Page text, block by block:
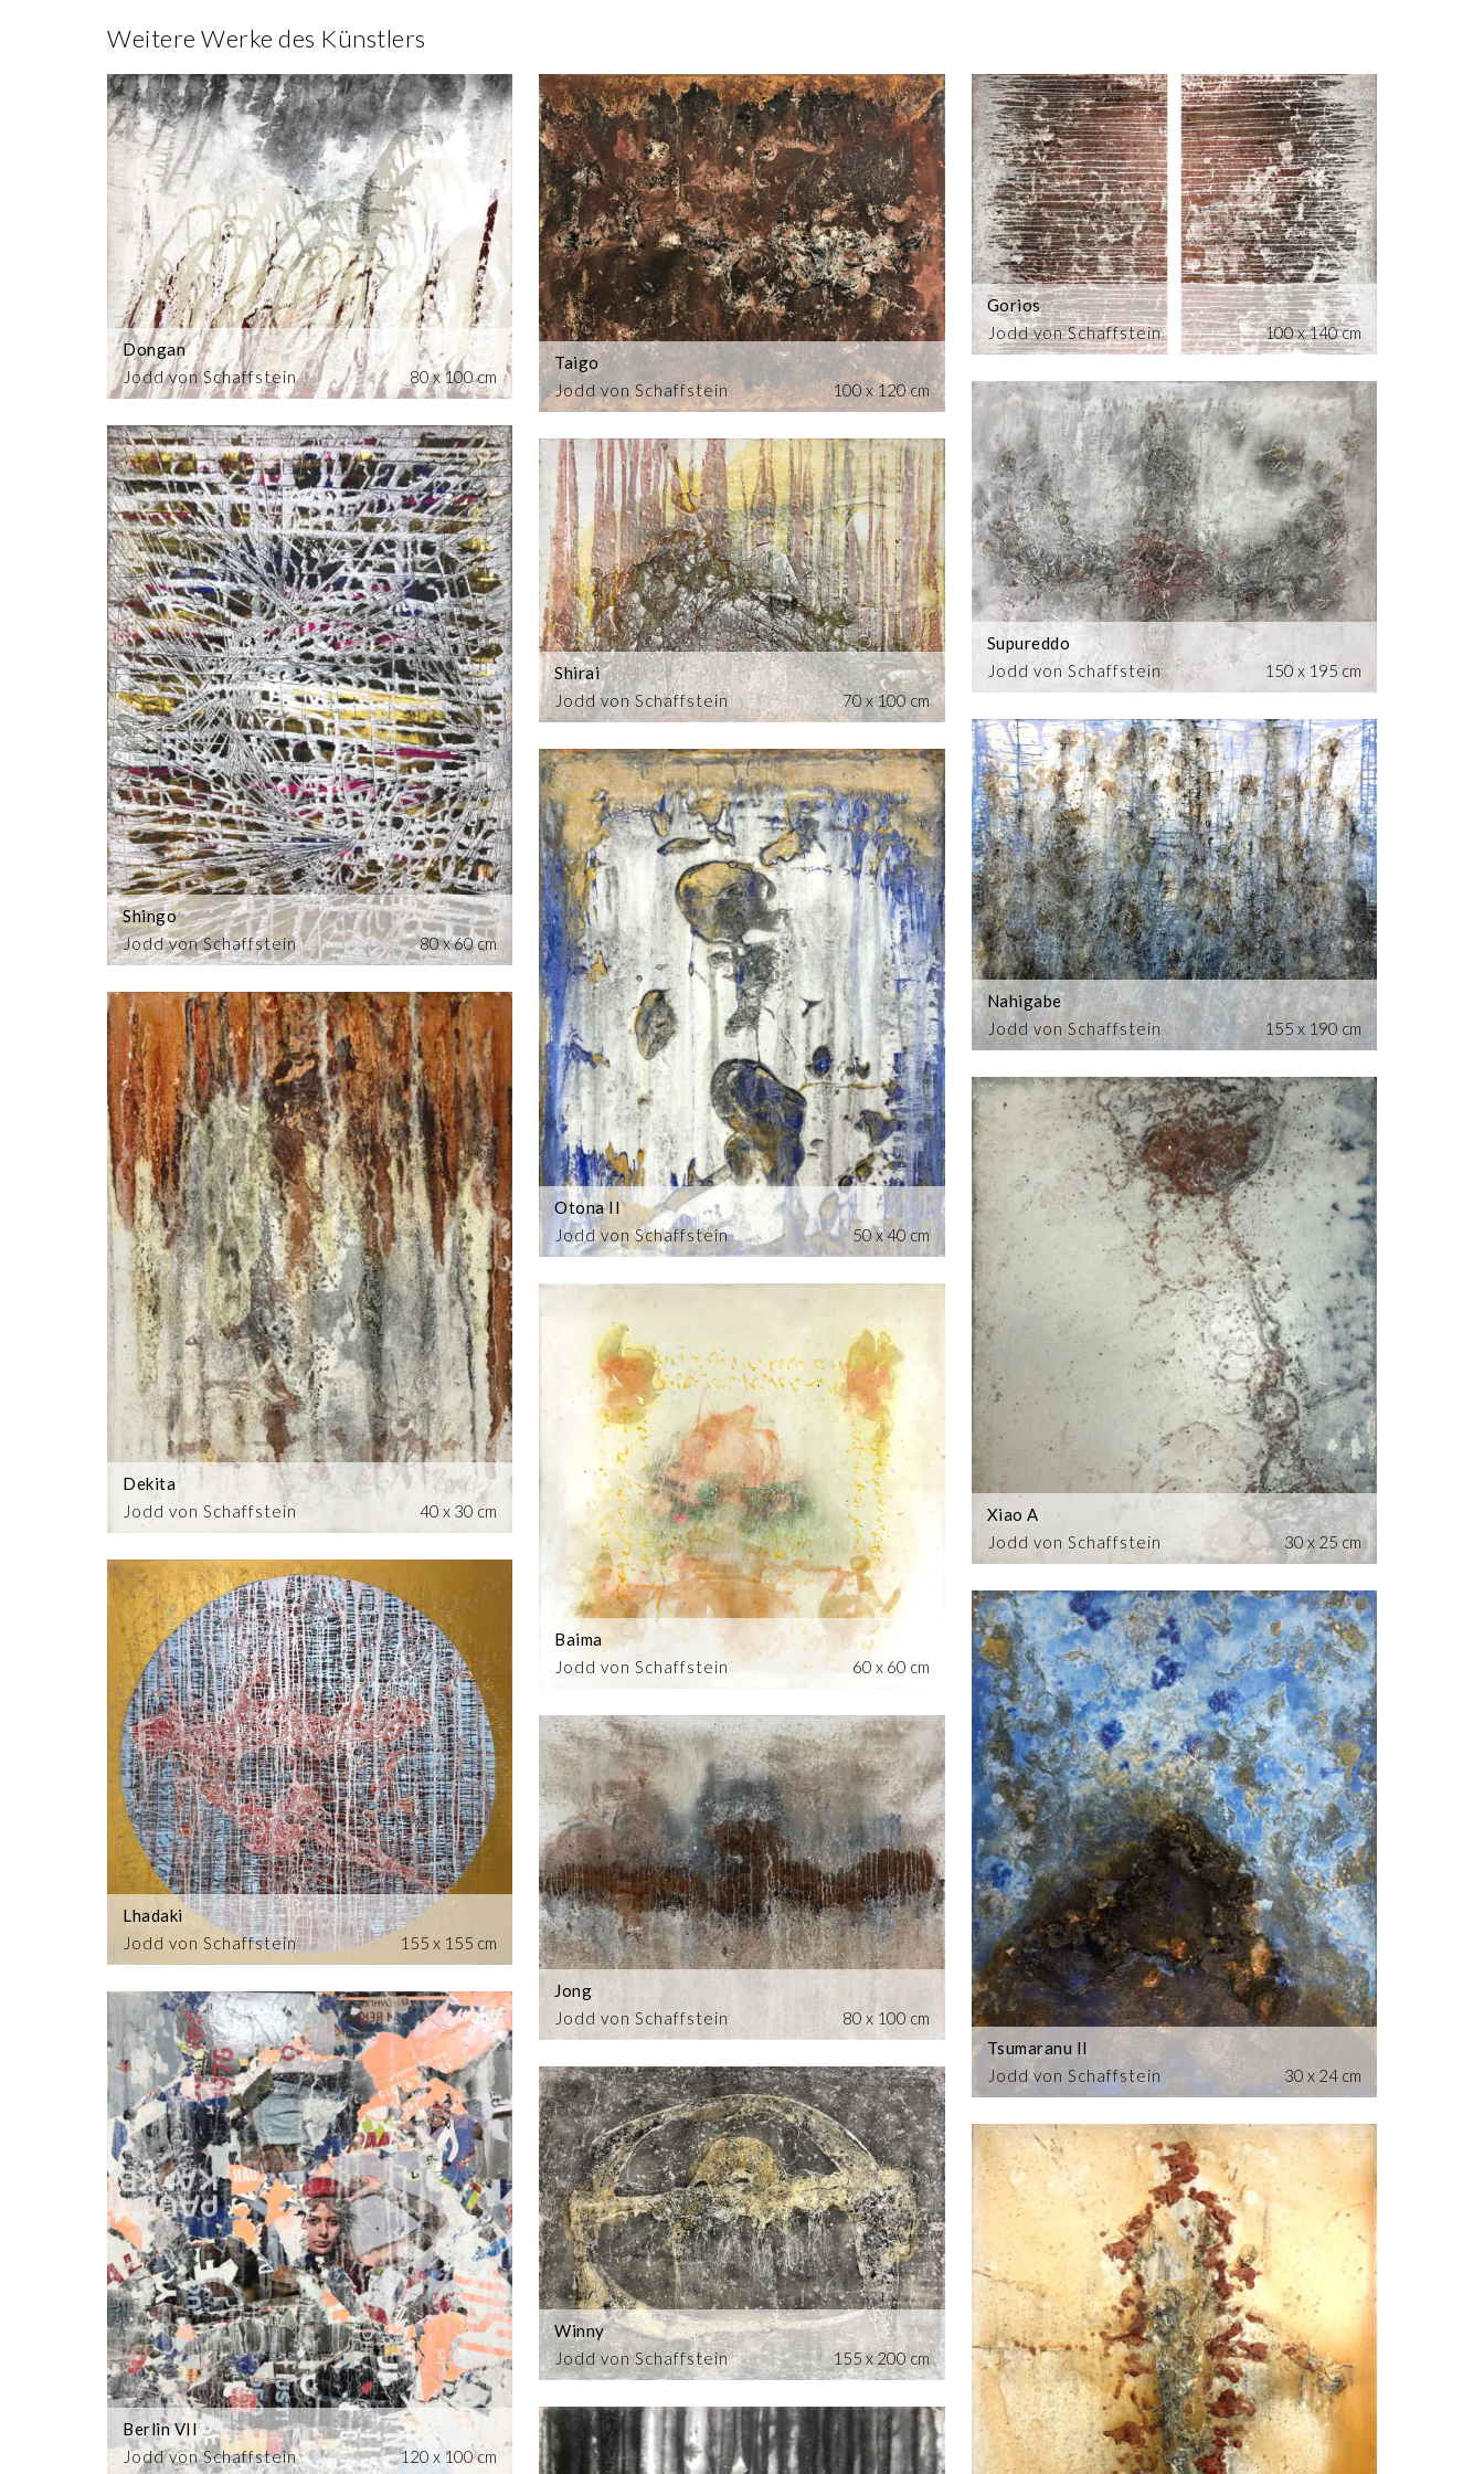
Weitere Werke des Künstlers
Jodd von Schaffstein
Dongan
80 x 100 cm
Jodd von Schaffstein
Shingo
80 x 60 cm
Jodd von Schaffstein
Dekita
40 x 30 cm
Jodd von Schaffstein
Lhadaki
155 x 155 cm
Jodd von Schaffstein
Berlin VII
120 x 100 cm
Jodd von Schaffstein
Taigo
100 x 120 cm
Jodd von Schaffstein
Shirai
70 x 100 cm
Jodd von Schaffstein
Otona II
50 x 40 cm
Jodd von Schaffstein
Baima
60 x 60 cm
Jodd von Schaffstein
Jong
80 x 100 cm
Jodd von Schaffstein
Winny
155 x 200 cm
Jodd von Schaffstein
Gorios
100 x 140 cm
Jodd von Schaffstein
Supureddo
150 x 195 cm
Jodd von Schaffstein
Nahigabe
155 x 190 cm
Jodd von Schaffstein
Xiao A
30 x 25 cm
Jodd von Schaffstein
Tsumaranu II
30 x 24 cm